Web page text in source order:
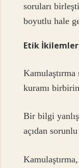
soruları
boyutlu hale
Etik İkilemler
kuramı
Bir bilgi
açıdan